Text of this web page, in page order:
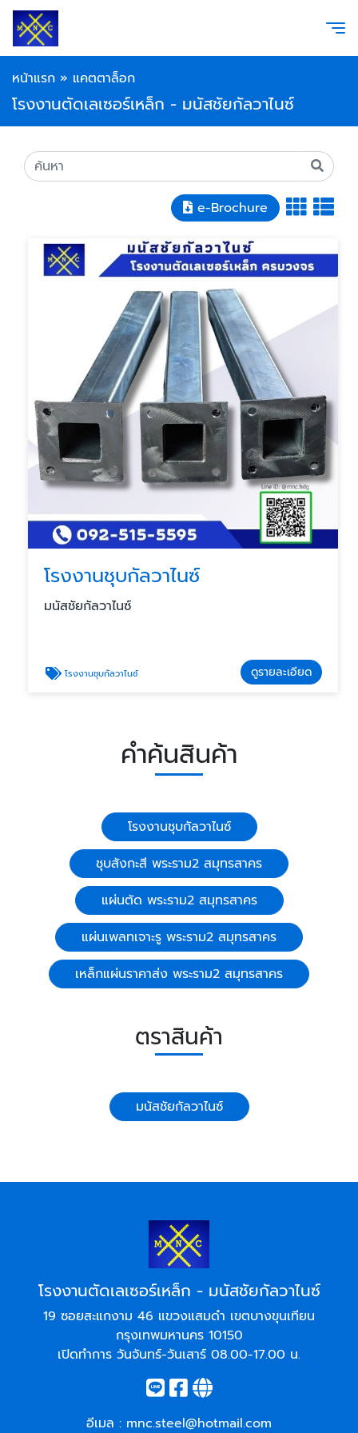
หน้าแรก » แคตตาล็อก
โรงงานตัดเลเซอร์เหล็ก - มนัสชัยกัลวาไนซ์
e-Brochure
โรงงานชุบกัลวาไนซ์
มนัสชัยกัลวาไนซ์
โรงงานชุบกัลวาไนซ์ ดูรายละเอียด
คำค้นสินค้า
โรงงานชุบกัลวาไนซ์
ชุบสังกะสี พระราม2 สมุทรสาคร
แผ่นตัด พระราม2 สมุทรสาคร
แผ่นเพลทเจาะรู พระราม2 สมุทรสาคร
เหล็กแผ่นราคาส่ง พระราม2 สมุทรสาคร
ตราสินค้า
มนัสชัยกัลวาไนซ์
โรงงานตัดเลเซอร์เหล็ก - มนัสชัยกัลวาไนซ์
19 ซอยสะแกงาม 46 แขวงแสมดำ เขตบางขุนเทียน
กรุงเทพมหานคร 10150
เปิดทำการ วันจันทร์-วันเสาร์ 08.00-17.00 น.
อีเมล : mnc.steel@hotmail.com